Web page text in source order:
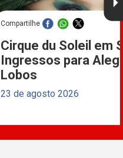
Compartilhe
Cirque du Soleil em
Ingressos para
Lobos
23 de agosto 2026